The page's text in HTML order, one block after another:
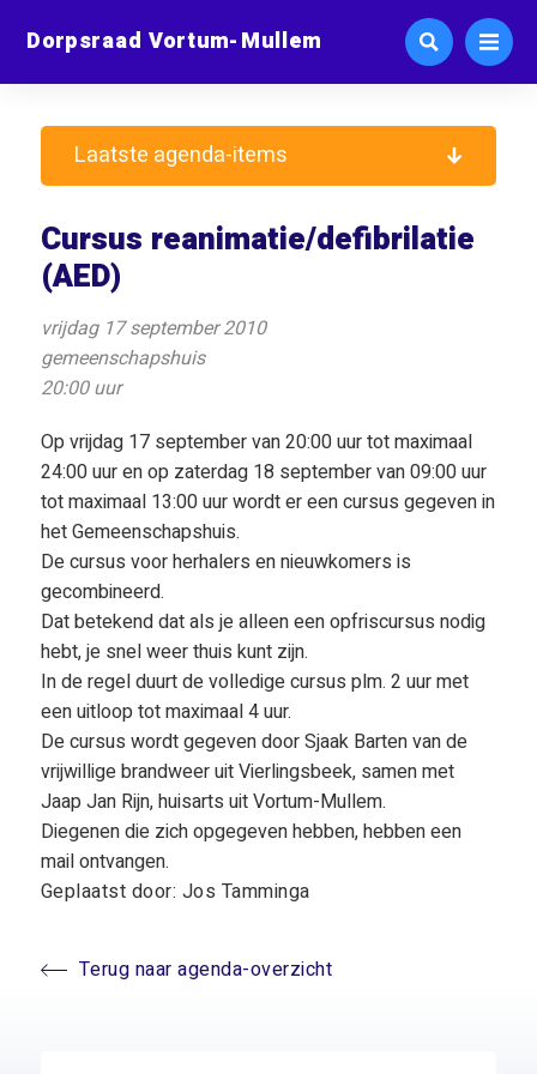
Dorpsraad Vortum-Mullem
Cursus reanimatie/defibrilatie
(AED)
vrijdag 17 september 2010
gemeenschapshuis
20:00 uur
Op vrijdag 17 september van 20:00 uur tot maximaal
24:00 uur en op zaterdag 18 september van 09:00 uur
tot maximaal 13:00 uur wordt er een cursus gegeven in
het Gemeenschapshuis.
De cursus voor herhalers en nieuwkomers is
gecombineerd.
Dat betekend dat als je alleen een opfriscursus nodig
hebt, je snel weer thuis kunt zijn.
In de regel duurt de volledige cursus plm. 2 uur met
een uitloop tot maximaal 4 uur.
De cursus wordt gegeven door Sjaak Barten van de
vrijwillige brandweer uit Vierlingsbeek, samen met
Jaap Jan Rijn, huisarts uit Vortum-Mullem.
Diegenen die zich opgegeven hebben, hebben een
mail ontvangen.
Geplaatst door: Jos Tamminga
Terug naar agenda-overzicht
Laatste agenda-items